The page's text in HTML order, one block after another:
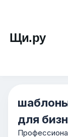
Щи.ру
для